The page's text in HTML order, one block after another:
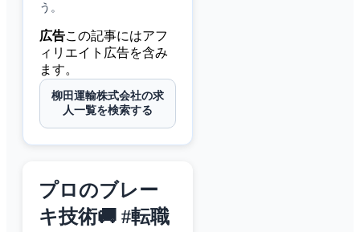
う。
広告この記事にはアフ
ィリエイト広告を含み
ます。
柳田運輸株式会社の求
人一覧を検索する
プロのブレー
キ技術🚚 #転職